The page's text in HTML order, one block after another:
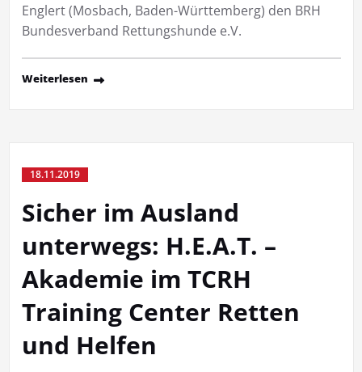
Englert (Mosbach, Baden-Württemberg) den BRH
Bundesverband Rettungshunde e.V.
Weiterlesen
18.11.2019
Sicher im Ausland
unterwegs: H.E.A.T. –
Akademie im TCRH
Training Center Retten
und Helfen